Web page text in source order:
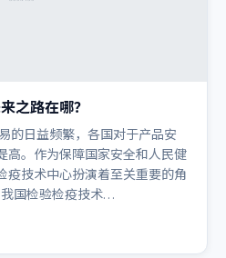
之路在哪？
的日益频繁，各国对于产品安
高。作为保障国家安全和人民健
疫技术中心扮演着至关重要的角
国检验检疫技术…